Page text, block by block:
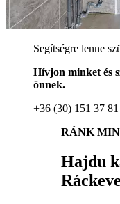
Segítségre lenne
Hívjon minket és
önnek.
+36 (30) 151 37 81
RÁNK
Hajdu